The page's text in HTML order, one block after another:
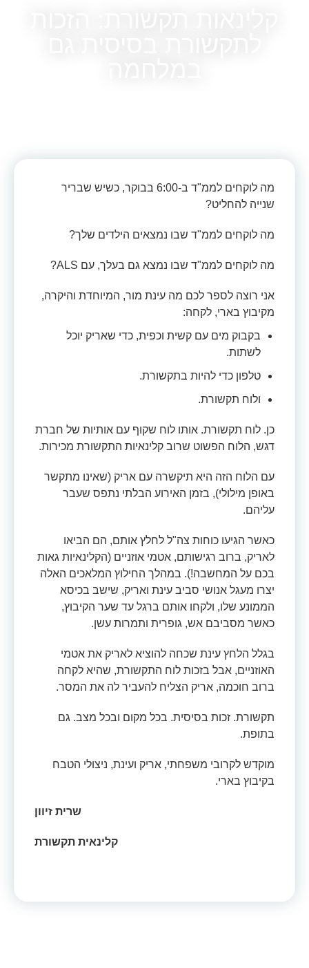
מה לוקחים לממ"ד ב-6:00 בבוקר, כשיש שבריר
שנייה להחליט?
מה לוקחים לממ"ד שבו נמצאים הילדים שלך?
מה לוקחים לממ"ד שבו נמצא גם בעלך, עם ALS?
אני רוצה לספר לכם מה עינת מור, המיוחדת והיקרה,
מקיבוץ בארי, לקחה:
בקבוק מים עם קשית וכפית, כדי שאריק יוכל
לשתות.
טלפון כדי להיות בתקשורת.
ולוח תקשורת.
כן. לוח תקשורת. אותו לוח שקוף עם אותיות של חברת
דגש, הלוח הפשוט שרוב קלינאיות התקשורת מכירות.
עם הלוח הזה היא תיקשרה עם אריק (שאינו מתקשר
באופן מילולי), בזמן האירוע הבלתי נתפס שעבר
עליהם.
כאשר הגיעו כוחות צה"ל לחלץ אותם, הם הביאו
לאריק, ברוב רגישותם, אטמי אוזניים (הקלינאיות גאות
בכם על המחשבה!). במהלך החילוץ המלאכים האלה
יצרו מעגל אנושי סביב עינת ואריק, שישב בכיסא
הממונע שלו, ולקחו אותם ברגל עד שער הקיבוץ,
כאשר מסביבם אש, גופרית ותמרות עשן.
בגלל הלחץ עינת שכחה להוציא לאריק את אטמי
האוזניים, אבל בזכות לוח התקשורת, שהיא לקחה
ברוב חוכמה, אריק הצליח להעביר לה את המסר.
תקשורת. זכות בסיסית. בכל מקום ובכל מצב. גם
בתופת.
מוקדש לקרובי משפחתי, אריק ועינת, ניצולי הטבח
בקיבוץ בארי.
שרית זיוון
קלינאית תקשורת